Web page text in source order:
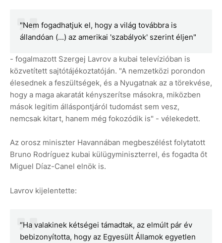
"Nem fogadhatjuk el, hogy a világ továbbra is
állandóan (...) az amerikai 'szabályok' szerint éljen"
- fogalmazott Szergej Lavrov a kubai televízióban is
közvetített sajtótájékoztatóján. "A nemzetközi porondon
élesednek a feszültségek, és a Nyugatnak az a törekvése,
hogy a maga akaratát kényszerítse másokra, miközben
mások legitim álláspontjáról tudomást sem vesz,
nemcsak kitart, hanem még fokozódik is" - vélekedett.
Az orosz miniszter Havannában megbeszélést folytatott
Bruno Rodríguez kubai külügyminiszterrel, és fogadta őt
Miguel Díaz-Canel elnök is.
Lavrov kijelentette:
“Ha valakinek kétségei támadtak, az elmúlt pár év
bebizonyította, hogy az Egyesült Államok egyetlen